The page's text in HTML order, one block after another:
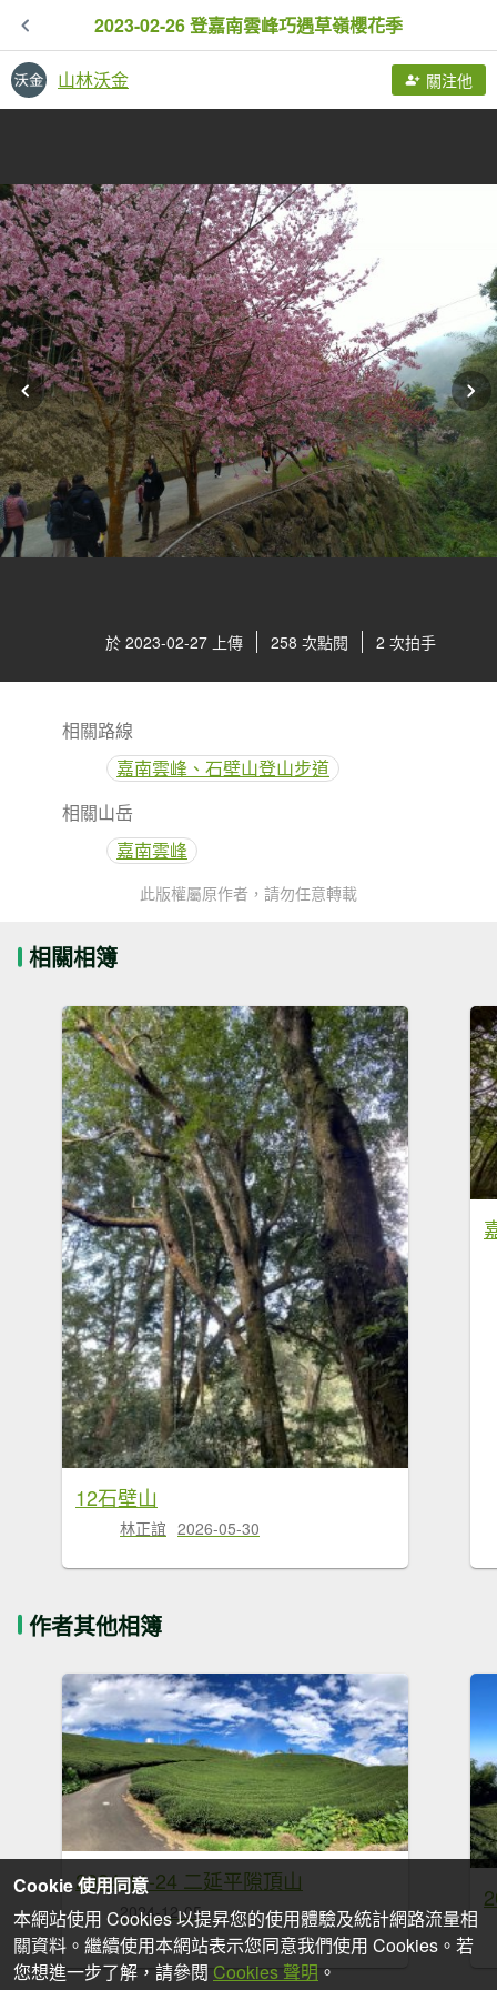
2023-02-26 登嘉南雲峰巧遇草嶺櫻花季
山林沃金 關注他
於 2023-02-27 上傳 258 次點閱 2 次拍手
相關路線
嘉南雲峰、石壁山登山步道
相關山岳
嘉南雲峰
此版權屬原作者，請勿任意轉載
相關相簿
12石壁山
林正誼 2026-05-30
作者其他相簿
2024-11-24 二延平隙頂山
2024-12-05
Cookie 使用同意
本網站使用 Cookies 以提昇您的使用體驗及統計網路流量相
關資料。繼續使用本網站表示您同意我們使用 Cookies。若
您想進一步了解，請參閱 Cookies 聲明 。